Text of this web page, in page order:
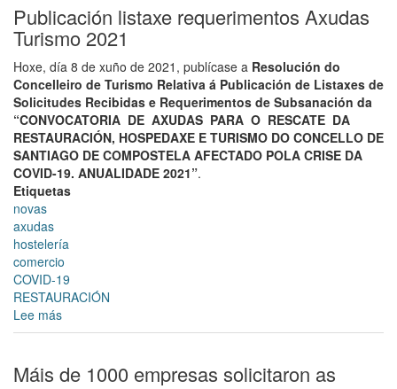
de
Promoción
Económica
lanza
un
ciclo
formativo
online
centrado
nas
necesidades
COVID
dirixido
á
hostalería,
e
culturais
Publicación listaxe requerimentos Axudas
Turismo 2021
Hoxe, día 8 de xuño de 2021, publícase a Resolución do
Concelleiro de Turismo Relativa á Publicación de Listaxes de
Solicitudes Recibidas e Requerimentos de Subsanación da
“CONVOCATORIA DE AXUDAS PARA O RESCATE DA
RESTAURACIÓN, HOSPEDAXE E TURISMO DO CONCELLO DE
SANTIAGO DE COMPOSTELA AFECTADO POLA CRISE DA
COVID-19. ANUALIDADE 2021”.
Etiquetas
novas
axudas
hostelería
comercio
COVID-19
RESTAURACIÓN
Lee más
Publicación
requerimentos
Axudas
Máis de 1000 empresas solicitaron as